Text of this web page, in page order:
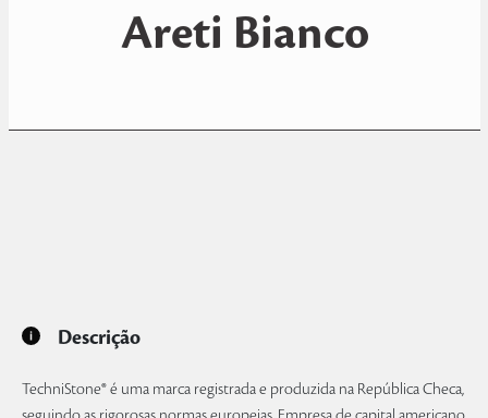
Areti Bianco
Descrição
TechniStone® é uma marca registrada e produzida na República Checa,